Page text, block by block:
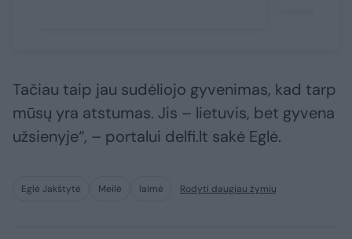
Tačiau taip jau sudėliojo gyvenimas, kad tarp
mūsų yra atstumas. Jis – lietuvis, bet gyvena
užsienyje“, – portalui delfi.lt sakė Eglė.
Eglė Jakštytė Meilė laimė Rodyti daugiau žymių